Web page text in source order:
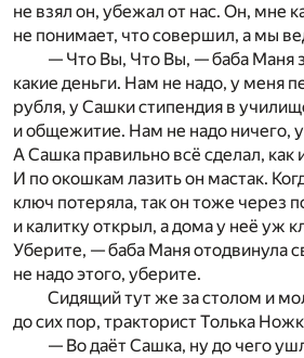
не взял он, убежал от нас. Он, мне
не понимает, что совершил, а мы
— Что Вы, Что Вы, — баба Маня
какие деньги. Нам не надо, у меня
рубля, у Сашки стипендия в
и общежитие. Нам не надо ничего, у
А Сашка правильно всё сделал, как
И по окошкам лазить он мастак.
ключ потеряла, так он тоже через
и калитку открыл, а дома у неё уж
Уберите, — баба Маня отодвинула
не надо этого, уберите.
Сидящий тут же за столом и
до сих пор, тракторист Толька
— Во даёт Сашка, ну до чего